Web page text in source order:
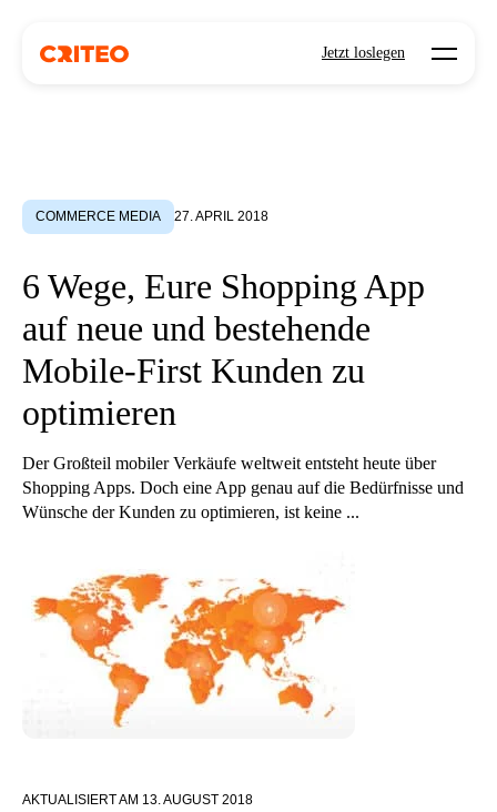
Jetzt loslegen Open
COMMERCE MEDIA 27. APRIL 2018
6 Wege, Eure Shopping App
auf neue und bestehende
Mobile-First Kunden zu
optimieren
Der Großteil mobiler Verkäufe weltweit entsteht heute über
Shopping Apps. Doch eine App genau auf die Bedürfnisse und
Wünsche der Kunden zu optimieren, ist keine ...
AKTUALISIERT AM 13. AUGUST 2018